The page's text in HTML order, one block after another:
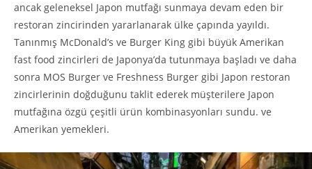
ancak geleneksel Japon mutfağı sunmaya devam eden bir
restoran zincirinden yararlanarak ülke çapında yayıldı.
Tanınmış McDonald’s ve Burger King gibi büyük Amerikan
fast food zincirleri de Japonya’da tutunmaya başladı ve daha
sonra MOS Burger ve Freshness Burger gibi Japon restoran
zincirlerinin doğduğunu taklit ederek müşterilere Japon
mutfağına özgü çeşitli ürün kombinasyonları sundu. ve
Amerikan yemekleri.